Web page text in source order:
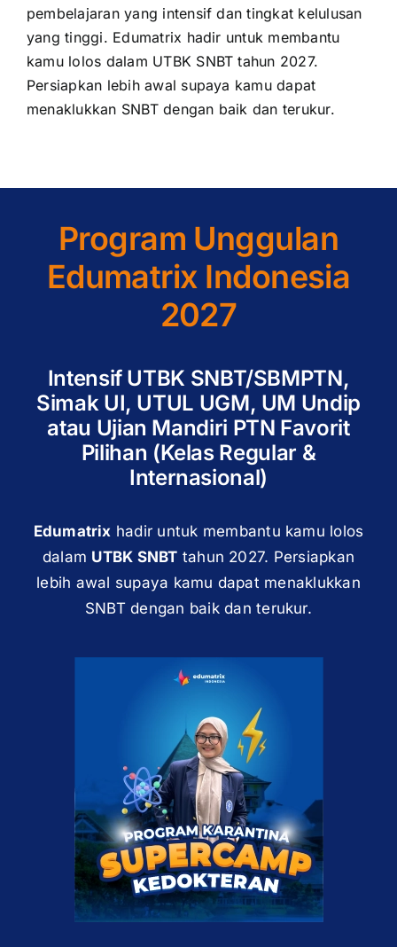
pembelajaran yang intensif dan tingkat kelulusan
yang tinggi. Edumatrix hadir untuk membantu
kamu lolos dalam UTBK SNBT tahun 2027.
Persiapkan lebih awal supaya kamu dapat
menaklukkan SNBT dengan baik dan terukur.
Program Unggulan
Edumatrix Indonesia
2027
Intensif UTBK SNBT/SBMPTN,
Simak UI, UTUL UGM, UM Undip
atau Ujian Mandiri PTN Favorit
Pilihan (Kelas Regular &
Internasional)
Edumatrix hadir untuk membantu kamu lolos
dalam UTBK SNBT tahun 2027. Persiapkan
lebih awal supaya kamu dapat menaklukkan
SNBT dengan baik dan terukur.